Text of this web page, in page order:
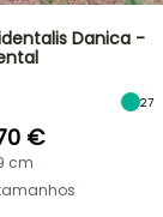
Danica -
27
€
cm